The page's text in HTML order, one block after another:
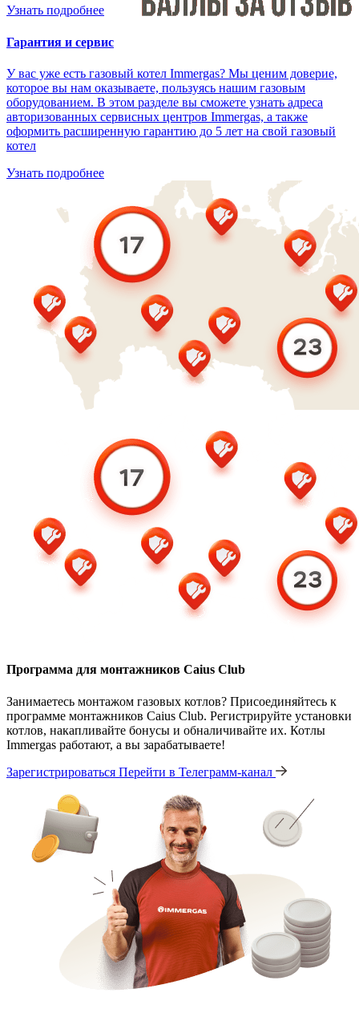
Узнать подробнее
Гарантия и сервис
У вас уже есть газовый котел Immergas? Мы ценим доверие,
которое вы нам оказываете, пользуясь нашим газовым
оборудованием. В этом разделе вы сможете узнать адреса
авторизованных сервисных центров Immergas, а также
оформить расширенную гарантию до 5 лет на свой газовый
котел
Узнать подробнее
Программа для монтажников Caius Club
Занимаетесь монтажом газовых котлов? Присоединяйтесь к
программе монтажников Caius Club. Регистрируйте установки
котлов, накапливайте бонусы и обналичивайте их. Котлы
Immergas работают, а вы зарабатываете!
Зарегистрироваться Перейти в Телеграмм-канал